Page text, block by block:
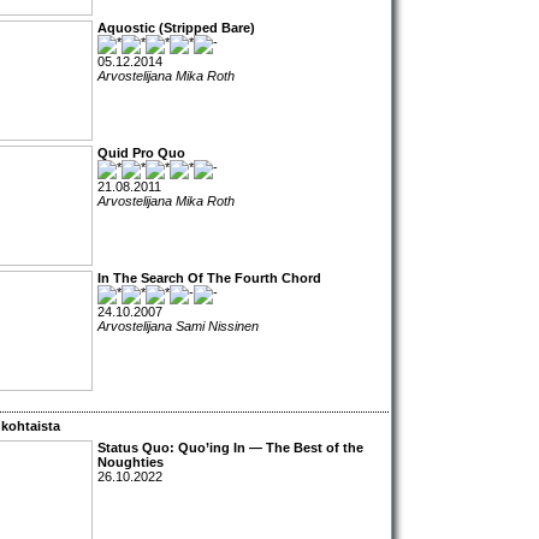
Aquostic (Stripped Bare)
05.12.2014
Arvostelijana Mika Roth
Quid Pro Quo
21.08.2011
Arvostelijana Mika Roth
In The Search Of The Fourth Chord
24.10.2007
Arvostelijana Sami Nissinen
Status Quo: Quo’ing In — The Best of the
Noughties
26.10.2022